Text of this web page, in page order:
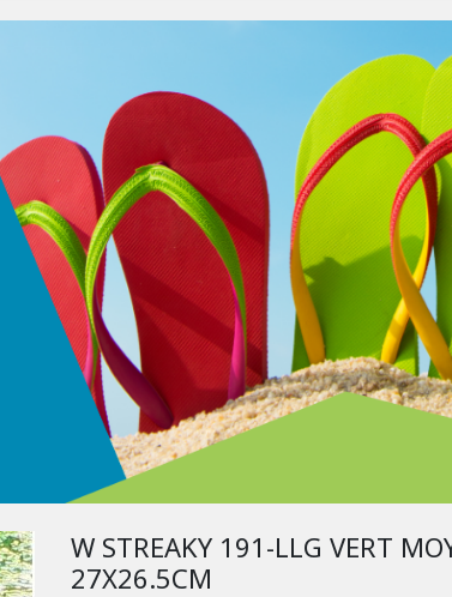
W STREAKY 191-LLG VERT
27X26.5CM